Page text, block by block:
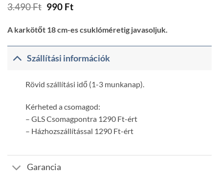
3.490Ft Original
was:
3.490 Ft.
990 FtCurrent
990 Ft.
A karkötőt 18 cm-es csuklóméretig javasoljuk.
Szállítási információk
Rövid szállítási idő (1-3 munkanap).
Kérheted a csomagod:
– GLS Csomagpontra 1290 Ft-ért
– Házhozszállítással 1290 Ft-ért
Garancia